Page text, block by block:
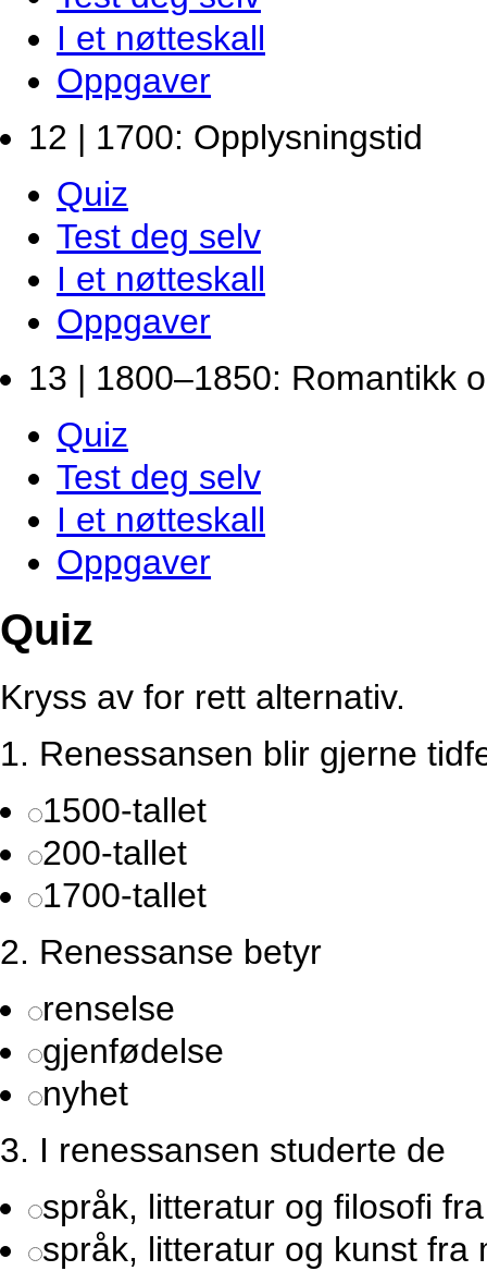
I et nøtteskall
Oppgaver
12 | 1700: Opplysningstid
Quiz
Test deg selv
I et nøtteskall
Oppgaver
13 | 1800–1850: Romantikk
Quiz
Test deg selv
I et nøtteskall
Oppgaver
Quiz
Kryss av for rett alternativ.
1. Renessansen blir gjerne
1500-tallet
200-tallet
1700-tallet
2. Renessanse betyr
renselse
gjenfødelse
nyhet
3. I renessansen studerte de
språk, litteratur og filosofi
språk, litteratur og kunst fra